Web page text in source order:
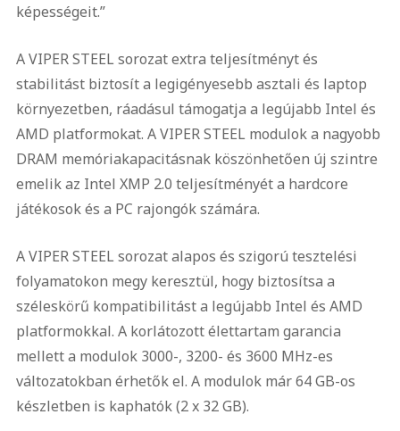
képességeit.”
A VIPER STEEL sorozat extra teljesítményt és
stabilitást biztosít a legigényesebb asztali és laptop
környezetben, ráadásul támogatja a legújabb Intel és
AMD platformokat. A VIPER STEEL modulok a nagyobb
DRAM memóriakapacitásnak köszönhetően új szintre
emelik az Intel XMP 2.0 teljesítményét a hardcore
játékosok és a PC rajongók számára.
A VIPER STEEL sorozat alapos és szigorú tesztelési
folyamatokon megy keresztül, hogy biztosítsa a
széleskörű kompatibilitást a legújabb Intel és AMD
platformokkal. A korlátozott élettartam garancia
mellett a modulok 3000-, 3200- és 3600 MHz-es
változatokban érhetők el. A modulok már 64 GB-os
készletben is kaphatók (2 x 32 GB).